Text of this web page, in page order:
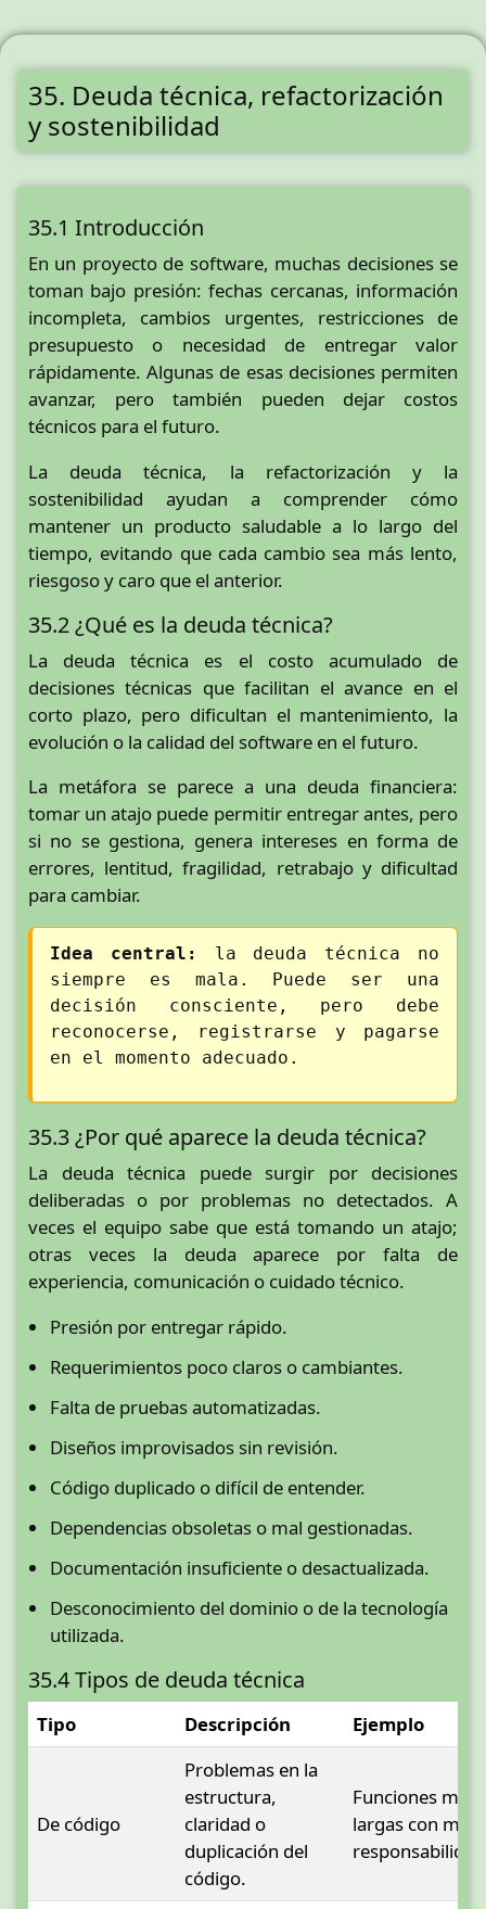
35. Deuda técnica, refactorización
y sostenibilidad
35.1 Introducción
En un proyecto de software, muchas decisiones se
toman bajo presión: fechas cercanas, información
incompleta, cambios urgentes, restricciones de
presupuesto o necesidad de entregar valor
rápidamente. Algunas de esas decisiones permiten
avanzar, pero también pueden dejar costos
técnicos para el futuro.
La deuda técnica, la refactorización y la
sostenibilidad ayudan a comprender cómo
mantener un producto saludable a lo largo del
tiempo, evitando que cada cambio sea más lento,
riesgoso y caro que el anterior.
35.2 ¿Qué es la deuda técnica?
La deuda técnica es el costo acumulado de
decisiones técnicas que facilitan el avance en el
corto plazo, pero dificultan el mantenimiento, la
evolución o la calidad del software en el futuro.
La metáfora se parece a una deuda financiera:
tomar un atajo puede permitir entregar antes, pero
si no se gestiona, genera intereses en forma de
errores, lentitud, fragilidad, retrabajo y dificultad
para cambiar.
Idea central:
la deuda técnica no
siempre es mala. Puede ser una
decisión consciente, pero debe
reconocerse, registrarse y pagarse
en el momento adecuado.
35.3 ¿Por qué aparece la deuda técnica?
La deuda técnica puede surgir por decisiones
deliberadas o por problemas no detectados. A
veces el equipo sabe que está tomando un atajo;
otras veces la deuda aparece por falta de
experiencia, comunicación o cuidado técnico.
Presión por entregar rápido.
Requerimientos poco claros o cambiantes.
Falta de pruebas automatizadas.
Diseños improvisados sin revisión.
Código duplicado o difícil de entender.
Dependencias obsoletas o mal gestionadas.
Documentación insuficiente o desactualizada.
Desconocimiento del dominio o de la tecnología
utilizada.
35.4 Tipos de deuda técnica
Tipo Descripción Ejemplo
De código
Problemas en la
estructura,
claridad o
duplicación del
código.
Funciones muy
largas con